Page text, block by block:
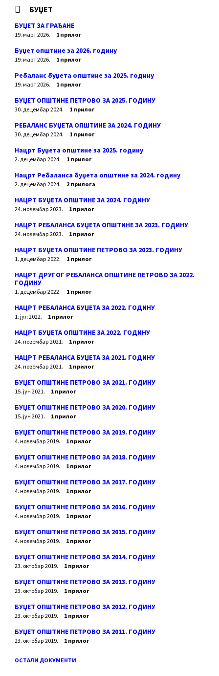
БУЏЕТ
БУЏЕТ ЗА ГРАЂАНЕ
19. март 2026. 1 прилог
Буџет општине за 2026. годину
19. март 2026. 1 прилог
Ребаланс буџета општине за 2025. годину
19. март 2026. 1 прилог
БУЏЕТ ОПШТИНЕ ПЕТРОВО ЗА 2025. ГОДИНУ
30. децембар 2024. 1 прилог
РЕБАЛАНС БУЏЕТА ОПШТИНЕ ЗА 2024. ГОДИНУ
30. децембар 2024. 1 прилог
Нацрт Буџета општине за 2025. годину
2. децембар 2024. 1 прилог
Нацрт Ребаланса буџета општине за 2024. годину
2. децембар 2024. 2 прилога
НАЦРТ БУЏЕТА ОПШТИНЕ ЗА 2024. ГОДИНУ
24. новембар 2023. 1 прилог
НАЦРТ РЕБАЛАНСА БУЏЕТА ОПШТИНЕ ЗА 2023. ГОДИНУ
24. новембар 2023. 1 прилог
НАЦРТ БУЏЕТА ОПШТИНЕ ПЕТРОВО ЗА 2023. ГОДИНУ
1. децембар 2022. 1 прилог
НАЦРТ ДРУГОГ РЕБАЛАНСА ОПШТИНЕ ПЕТРОВО ЗА 2022.
ГОДИНУ
1. децембар 2022. 1 прилог
НАЦРТ РЕБАЛАНСА БУЏЕТА ЗА 2022. ГОДИНУ
1. јул 2022. 1 прилог
НАЦРТ БУЏЕТА ОПШТИНЕ ЗА 2022. ГОДИНУ
24. новембар 2021. 1 прилог
НАЦРТ РЕБАЛАНСА БУЏЕТА ЗА 2021. ГОДИНУ
24. новембар 2021. 1 прилог
БУЏЕТ ОПШТИНЕ ПЕТРОВО ЗА 2021. ГОДИНУ
15. јун 2021. 1 прилог
БУЏЕТ ОПШТИНЕ ПЕТРОВО ЗА 2020. ГОДИНУ
15. јун 2021. 1 прилог
БУЏЕТ ОПШТИНЕ ПЕТРОВО ЗА 2019. ГОДИНУ
4. новембар 2019. 1 прилог
БУЏЕТ ОПШТИНЕ ПЕТРОВО ЗА 2018. ГОДИНУ
4. новембар 2019. 1 прилог
БУЏЕТ ОПШТИНЕ ПЕТРОВО ЗА 2017. ГОДИНУ
4. новембар 2019. 1 прилог
БУЏЕТ ОПШТИНЕ ПЕТРОВО ЗА 2016. ГОДИНУ
4. новембар 2019. 1 прилог
БУЏЕТ ОПШТИНЕ ПЕТРОВО ЗА 2015. ГОДИНУ
4. новембар 2019. 1 прилог
БУЏЕТ ОПШТИНЕ ПЕТРОВО ЗА 2014. ГОДИНУ
23. октобар 2019. 1 прилог
БУЏЕТ ОПШТИНЕ ПЕТРОВО ЗА 2013. ГОДИНУ
23. октобар 2019. 1 прилог
БУЏЕТ ОПШТИНЕ ПЕТРОВО ЗА 2012. ГОДИНУ
23. октобар 2019. 1 прилог
БУЏЕТ ОПШТИНЕ ПЕТРОВО ЗА 2011. ГОДИНУ
23. октобар 2019. 1 прилог
ОСТАЛИ ДОКУМЕНТИ